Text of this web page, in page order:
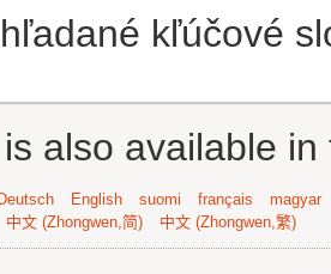
kľúčové
also available
Deutsch English suomi français
magyar
中文 (Zhongwen,简) 中文 (Zhongwen,繁)